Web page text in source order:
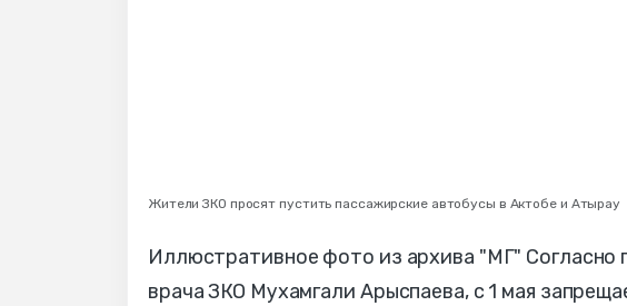
Жители ЗКО просят пустить пассажирские автобусы в Актобе и Атырау
Иллюстративное фото из архива "МГ" Согласно
врача ЗКО Мухамгали Арыспаева, с 1 мая